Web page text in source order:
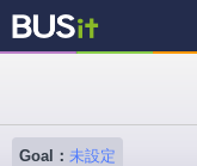
Goal： 未設定